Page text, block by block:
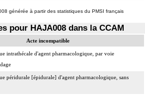
générée à partir des statistiques du PMSI français
pour HAJA008 dans la CCAM
Acte incompatible
intrathécale d'agent pharmacologique, par voie
péridurale [épidurale] d'agent pharmacologique, sans